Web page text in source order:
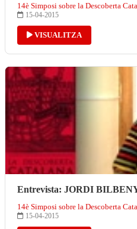
14è Simposi sobre la Descoberta
15-04-2015
VISUALITZA
Entrevista: JORDI
14è Simposi sobre la Descoberta
15-04-2015